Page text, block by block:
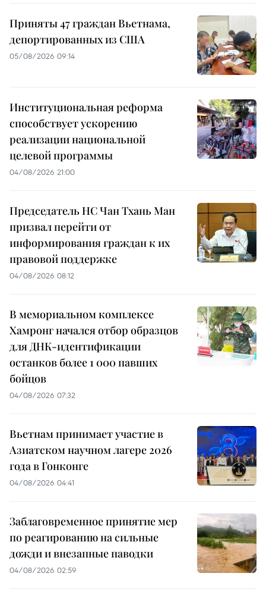
Приняты 47 граждан Вьетнама,
депортированных из США
05/08/2026 09:14
Институциональная реформа
способствует ускорению
реализации национальной
целевой программы
04/08/2026 21:00
Председатель НС Чан Тхань Ман
призвал перейти от
информирования граждан к их
правовой поддержке
04/08/2026 08:12
В мемориальном комплексе
Хамронг начался отбор образцов
для ДНК-идентификации
останков более 1 000 павших
бойцов
04/08/2026 07:32
Вьетнам принимает участие в
Азиатском научном лагере 2026
года в Гонконге
04/08/2026 04:41
Заблаговременное принятие мер
по реагированию на сильные
дожди и внезапные паводки
04/08/2026 02:59